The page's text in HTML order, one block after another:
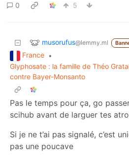
0 5
musorufus@lemmy.ml
France •
Glyphosate : la famille de Théo
contre Bayer-Monsanto
Pas le temps pour ça, go
scihub avant de larguer tes
Si je ne t’ai pas signalé, c’est
pas une poucave